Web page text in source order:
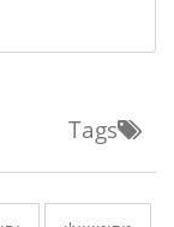
Tags